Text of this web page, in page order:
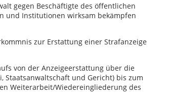
gegen Beschäftigte des öffentlichen
und Institutionen wirksam bekämpfen
zur Erstattung einer Strafanzeige
von der Anzeigeerstattung über die
Staatsanwaltschaft und Gericht) bis zum
Weiterarbeit/Wiedereingliederung des